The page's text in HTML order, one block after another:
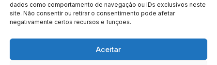
dados como comportamento de navegação ou IDs exclusivos neste
site. Não consentir ou retirar o consentimento pode afetar
negativamente certos recursos e funções.
Aceitar
Sociedade
Uncategorized